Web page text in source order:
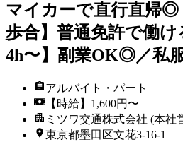
マイカーで直行直帰◎
歩合】普通免許で働け
4h〜】副業OK◎／私
アルバイト・パート
【時給】1,600円〜
ミツワ交通株式会社 (本社
東京都墨田区文花3-16-1